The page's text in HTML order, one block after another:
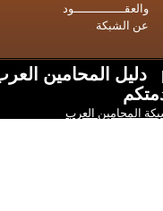
المحامين العرب |
العرب